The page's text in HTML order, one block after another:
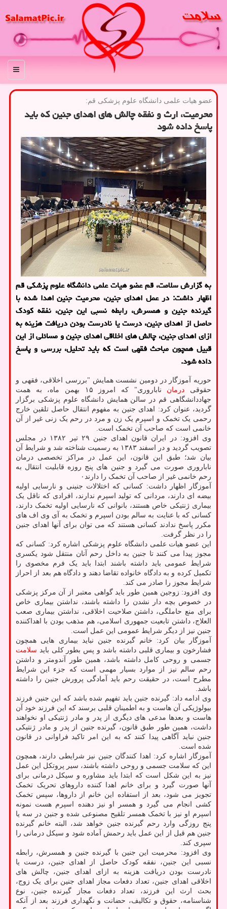
منو
عضو هیات علمی دانشگاه علوم پزشكی قم:
محرمیت، ارث و نفقه چالش های اهدای جنین که باید
پاسخ داده شود
به گزارش سلامت، قم عضو هیات علمی دانشگاه علوم پزشکی قم
اظهار داشت: در عمل اهدای جنین، محرمیت جنین اهدا شده با
گیرنده جنین و همسرش، رابطه نسبی این جنین، نفقه کودک
حاصل از اهدای جنین، درست یا نادرست بودن دریافت هزینه به
ازای اهدای جنین، چالش های اخلاقی اهدای جنین و مسائلی از این
قبیل همچون مباحث فقهی است که باید تحلیل، بررسی و پاسخ
داده شود.
حوریه آموزگار در دومین نشست همایش "بررسی اخلاقی، فقهی و
حقوقی درمان
ناباروری" که امروز ۱۵ بهمن ماه، به همت
جهاددانشگاهی قم در سالن همایش دانشگاه علوم پزشکی برگزار
گردید، عنوان کرد: اهدای جنین به مفهوم انتقال حاصل تلقین خارج
رحمی یک تخمک و اسپرم یک زن و مرد در رحم یک زنی غیر از آن
خانمی است که صاحب آن تخمک است.
وی افزود: در ایران قانون اهدای جنین ۲۹ تیر ۱۳۸۲ در مجلس
تصویب گردید و در اسفند ۱۳۸۳ به رسمیت شناخته شد و شرایط آن
بیان شد؛ طبق این قانون، این عمل در مراکز تخصصی درمان
ناباروری صورت می گیرد و جنین های پنج روزه قابلیت انتقال به
رحم خانمی غیر از صاحب آن تخمک را دارند۰
آموزگار اظهار داشت: کسانی که اختلالات جنینی و نارسایی اولیه
بیضه ای دارند، مردانی که تولید اسپرم ندارند، افرادی که ناقل یک
بیماری ژنتیکی خاص هستند، بانوانی که نارسایی اولیه تخمک دارند،
کسانی که با عنایت به سالم بودن اسپرم و تخمک به آی وی اف های
مکرر پاسخ ندادند کسانی هستند که می توان برای آنها اهدای جنین
را در نظر گرفت.
این عضو هیات علمی دانشگاه علوم پزشکی اشاره کرد: کسانی که
مجوز پیدا می کنند تا جنین به داخل رحم آنان منتقل شود یکسری
شرایط عمومی باید داشته باشند ابتدا باید یک فرم مخصوی را
تکمیل کرده و به دادگاه خانواده تقاضا دهند و دادگاه هم بعد از احراز
شرایط مجوز را صادر می کند.
وی افزود: زوجین همین طور باید گواهی معتبر از آن مرکز پزشکی
در خصوص بچه دار نشدن را داشته باشند، نداشتن بیماری خاص
برای منع حاملگی، داشتن صلاحیت اخلاقی، نداشتن بیماری صعب
العلاج، داشتن تابعیت جمهوری اسلامی، هم مذهب بودن با اهداکننده
جنین نیز از دیگر شرایط عمومی این عمل است.
آموزگار بیان کرد: خانم گیرنده جنین نباید بیماری هایی همچون
فشارخون و بیماری قلبی داشته باشد و پس بطور کلی باید سلامت
جسمی و روحی کامل داشته باشد، همین طور آندومتر و داشتن
رحم سالم نیز از موارد بسیار مهمی است که جزء این شرایط
مطرح است، در حقیقت رحم باید آمادگی پرورش جنین را داشته
باشد.
وی ادامه داد: گیرنده جنین باید تفهیم شده باشد که این جنین فرزند
بیولوژیکی آن هاست و به اطمینان قلبی برسند که این فرزند خود آن
هاست و بعدها مدعی های دیگری از پدر و مادر ژنتیکی او نخواهند
داشت، همین طور طبق قانون، گیرنده جنین از پدر و مادر ژنتیکی
جنین نباید آگاهی پیدا کنند که به این امر تاکید فراوانی در قانون
شده است.
آموزگار اشاره کرد: اهدا کنندگان جنین نیز شرایطی دارند، همچون
این که سلامت جسمی و روحی داشته باشند، سیر پروتکل این عمل
نیز به این شکل است که ابتدا باید مشاوره و سیکل درمانی برای
آنها صورت گیرد و برای خانم اهدا کننده داروهای تحریک تخمک
تجویز می شود، بعد از استفاده این خانم از داروها، سپس تخمک
کشی انجام می گیرد و همسر او نیز دهنده اسپرم هست نمونه
اسپرم او نیز با تخمک همسر تلقیح مصنوعی شده و جنین در سه یا
پنج روزگی وارد رحم گیرنده جنین خواهد شد، البته خانم گیرنده
جنین هم قبل از این عمل باید رحمش آماده شود و سیکل درمانی را
سپری کند.
وی افزود: محرمیت این جنین با گیرنده جنین و همسرش، رابطه
نسبی این جنین، نفقه کودک حاصل از اهدای جنین، درست یا
نادرست بودن دریافت هزینه به ازای اهدای جنین، چالش های
اخلاقی اهدای جنین، تعداد دفعات مجاز اهدای جنین برای یک زوج،
بحث ارث این فرزند، تعداد دفعات مجاز گیرنده جنین، نوع
شناسنامه، حقوق و تکالیف، حضانت و نگهداری فرزند بعد از آنکه